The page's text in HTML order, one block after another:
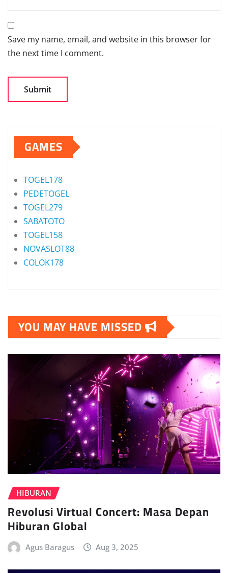
Save my name, email, and website in this browser for
the next time I comment.
GAMES
TOGEL178
PEDETOGEL
TOGEL279
SABATOTO
TOGEL158
NOVASLOT88
COLOK178
YOU MAY HAVE MISSED
HIBURAN
Revolusi Virtual Concert: Masa Depan
Hiburan Global
Agus Baragus Aug 3, 2025